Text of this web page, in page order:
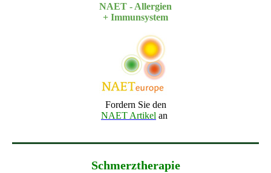
NAET - Allergien
+ Immunsystem
Fordern Sie den
NAET Artikel an
Schmerztherapie